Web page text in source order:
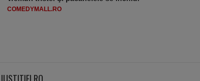
COMEDYMALL.RO